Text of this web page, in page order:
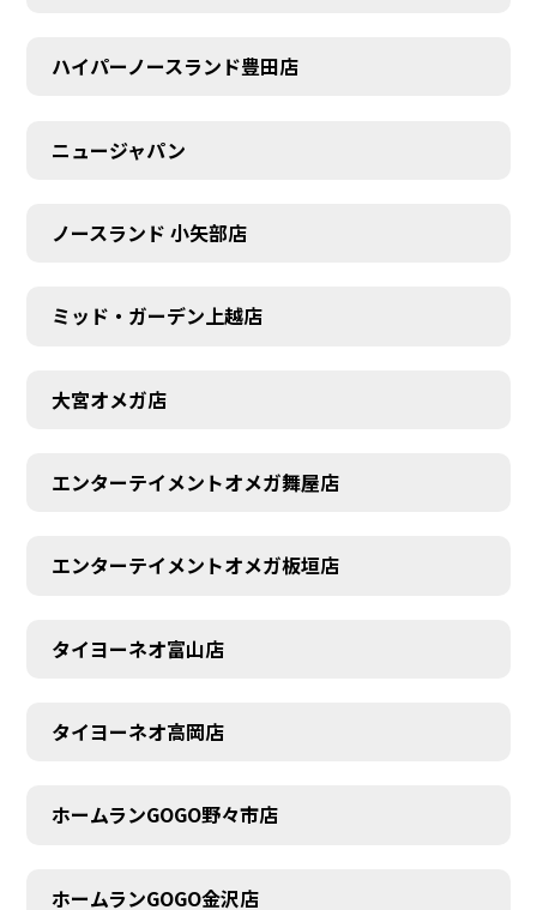
AUDITION
ハイパーノースランド豊田店
ニュージャパン
ノースランド 小矢部店
ミッド・ガーデン上越店
大宮オメガ店
エンターテイメントオメガ舞屋店
エンターテイメントオメガ板垣店
タイヨーネオ富山店
タイヨーネオ高岡店
ホームランGOGO野々市店
ホームランGOGO金沢店